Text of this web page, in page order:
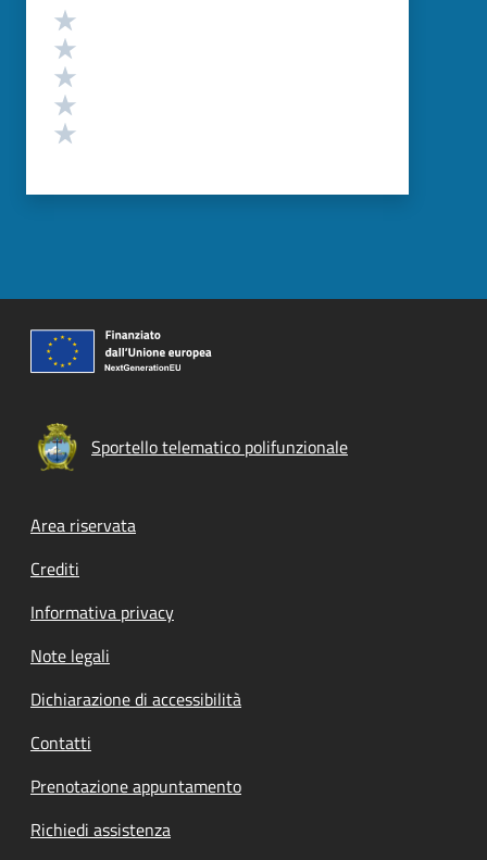
Valutazione
Sportello telematico polifunzionale
Footer menu
Area riservata
Crediti
Informativa privacy
Note legali
Dichiarazione di accessibilità
Contatti
Prenotazione appuntamento
Richiedi assistenza